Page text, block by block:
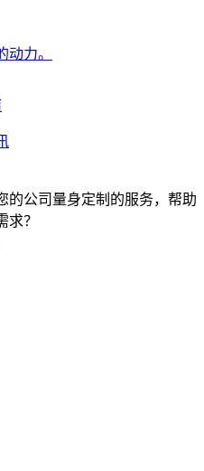
动力。
的公司量身定制的服务，帮助
求？